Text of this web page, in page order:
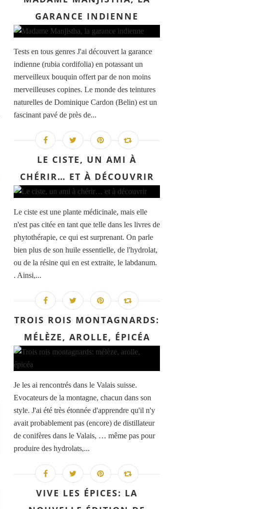
GARANCE INDIENNE
Tests en tous genres J'ai découvert la garance
indienne (rubia cordifolia) en potassant un
merveilleux bouquin offert par de non moins
merveilleuses copines. Le monde des teintures
naturelles de Dominique Cardon (Belin) est un
fascinant pavé de près de...
LE CISTE, UN AMI À
CHÉRIR… ET À DÉCOUVRIR
Le ciste est une plante médicinale, mais elle
n'est pas citée en tant que telle dans les livres de
phytothérapie, ce qui est surprenant. On parle
bien plus de son huile essentielle, de l'hydrolat,
ou de la résine qui en est extraite, le labdanum.
. Ainsi,...
TROIS ROIS MONTAGNARDS:
MÉLÈZE, AROLLE, ÉPICÉA
Je les ai rencontrés dans le Valais suisse.
Evocateurs de la montagne, chacun dans son
style. J'ai été très étonnée d'apprendre qu'il n'y
avait probablement pas (encore) de distillateur
de conifères dans le Valais, … même pas pour
produire des hydrolats,...
VIVE LES ÉPICES: LA